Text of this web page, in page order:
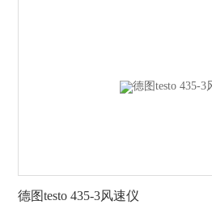
德图testo 435-3风速仪